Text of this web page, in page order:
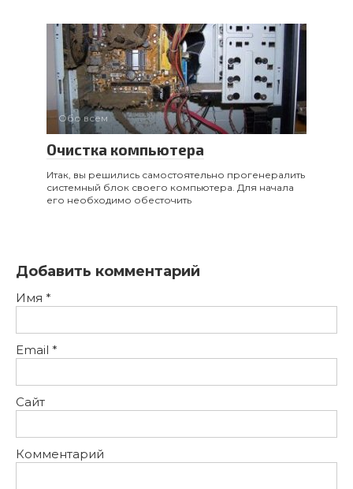
Обо всем
Очистка компьютера
Итак, вы решились самостоятельно прогенералить
системный блок своего компьютера. Для начала
его необходимо обесточить
Добавить комментарий
Имя *
Email *
Сайт
Комментарий